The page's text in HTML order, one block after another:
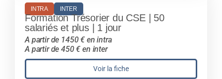
INTRA INTER
Formation Trésorier du CSE | 50
salariés et plus | 1 jour
A partir de 1450 € en intra
A partir de 450 € en inter
Voir la fiche